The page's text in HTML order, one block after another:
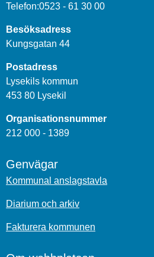
Telefon:0523 - 61 30 00
Besöksadress
Kungsgatan 44
Postadress
Lysekils kommun
453 80 Lysekil
Organisationsnummer
212 000 - 1389
Genvägar
Kommunal anslagstavla
Diarium och arkiv
Fakturera kommunen